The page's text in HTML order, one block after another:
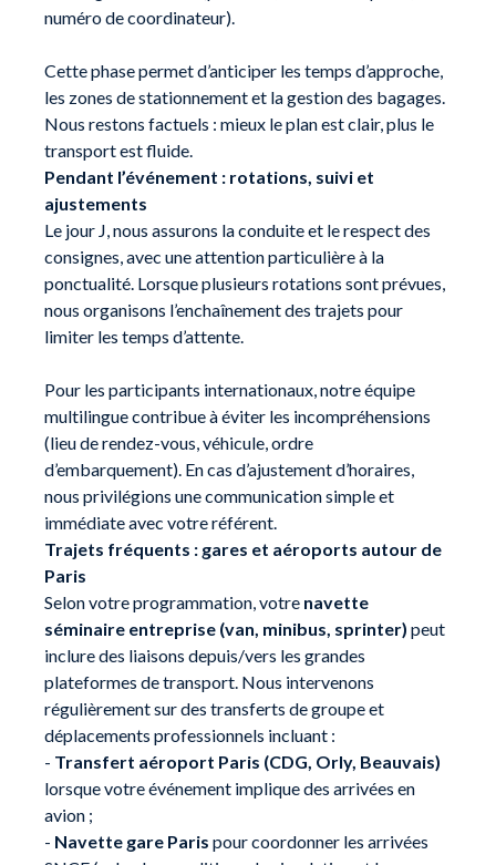
numéro de coordinateur).
Cette phase permet d’anticiper les temps d’approche,
les zones de stationnement et la gestion des bagages.
Nous restons factuels : mieux le plan est clair, plus le
transport est fluide.
Pendant l’événement : rotations, suivi et
ajustements
Le jour J, nous assurons la conduite et le respect des
consignes, avec une attention particulière à la
ponctualité. Lorsque plusieurs rotations sont prévues,
nous organisons l’enchaînement des trajets pour
limiter les temps d’attente.
Pour les participants internationaux, notre équipe
multilingue contribue à éviter les incompréhensions
(lieu de rendez-vous, véhicule, ordre
d’embarquement). En cas d’ajustement d’horaires,
nous privilégions une communication simple et
immédiate avec votre référent.
Trajets fréquents : gares et aéroports autour de
Paris
Selon votre programmation, votre navette
séminaire entreprise (van, minibus, sprinter) peut
inclure des liaisons depuis/vers les grandes
plateformes de transport. Nous intervenons
régulièrement sur des transferts de groupe et
déplacements professionnels incluant :
- Transfert aéroport Paris (CDG, Orly, Beauvais)
lorsque votre événement implique des arrivées en
avion ;
- Navette gare Paris pour coordonner les arrivées